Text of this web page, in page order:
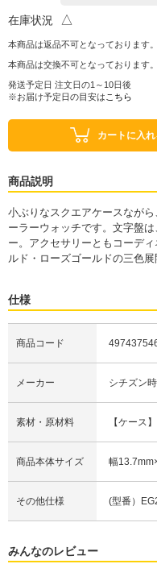
在庫状況 △
本商品は返品不可となっております
本商品は交換不可となっております
発送予定日 注文日の1～10日後
※お届け予定日の目安は こちら
カートに入れ
商品説明
小ぶりなスクエアケースなが
ーラーウォッチです。文字盤
ー。アクセサリーともコーデ
ルド・ローズゴールドの三色展
仕様
商品コード
メーカー シチズン
素材・原材料 【ケース
商品本体サイズ 幅
その他仕様 (型番）
みんなのレビュー